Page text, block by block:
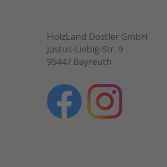
HolzLand Dostler GmbH
Justus-Liebig-Str. 9
95447 Bayreuth